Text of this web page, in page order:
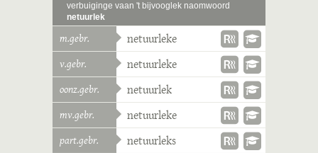
verbuiginge vaan 't bijvooglek naomwoord
netuurlek
m.gebr. netuurleke
v.gebr. netuurleke
oonz.gebr. netuurlek
mv.gebr. netuurleke
part.gebr. netuurleks